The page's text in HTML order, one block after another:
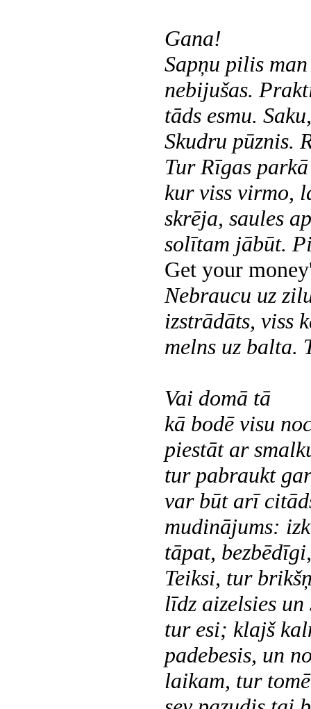
Gana!
Sapņu pilis
nebijušas.
tāds esmu.
Skudru pūznis.
Tur Rīgas
kur viss virmo,
skrēja, saules
solītam jābūt.
Get your
Nebraucu uz
izstrādāts, viss
melns uz balta.
Vai domā tā
kā bodē visu
piestāt ar
tur pabraukt
var būt arī
mudinājums:
tāpat,
Teiksi, tur
līdz aizelsies
tur esi; klajš
padebesis, un
laikam, tur